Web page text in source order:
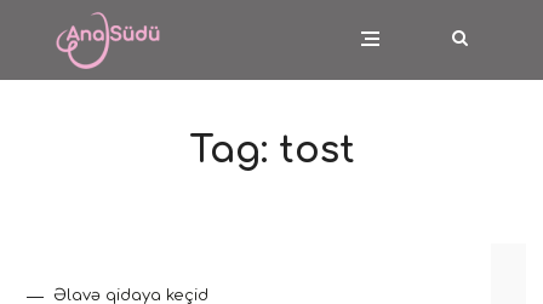
Tag: tost
Əlavə qidaya keçid